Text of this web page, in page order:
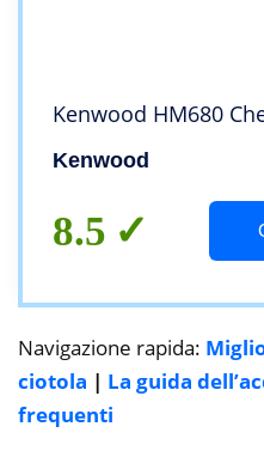
Kenwood HM680
Kenwood
8.5
Navigazione rapida:
ciotola | La guida
frequenti